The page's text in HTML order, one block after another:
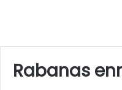
Rabanas